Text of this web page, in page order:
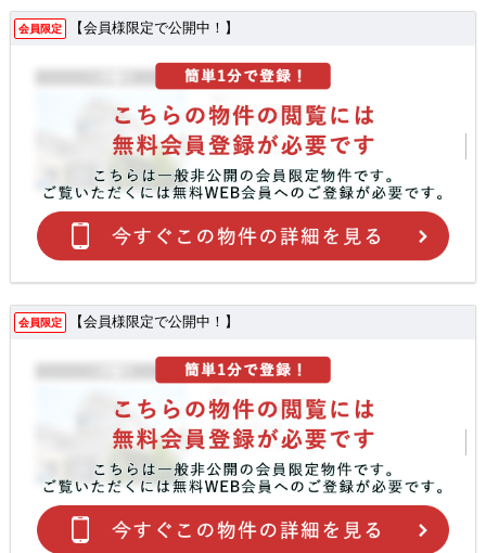
会員限定 【会員様限定で公開中！】
会員限定 【会員様限定で公開中！】